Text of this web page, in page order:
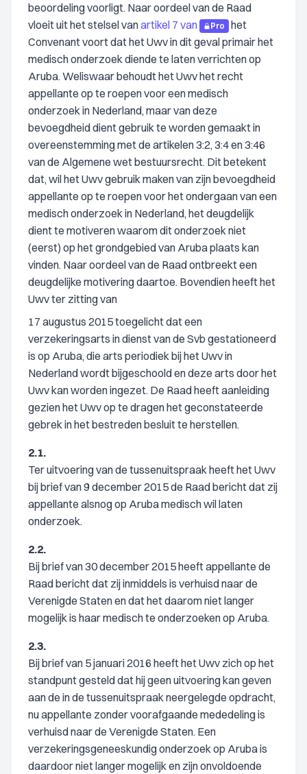
beoordeling voorligt. Naar oordeel van de Raad
vloeit uit het stelsel vanartikel 7 van Pro
het
Convenant voort dat het Uwv in dit geval primair het
medisch onderzoek diende te laten verrichten op
Aruba. Weliswaar behoudt het Uwv het recht
appellante op te roepen voor een medisch
onderzoek in Nederland, maar van deze
bevoegdheid dient gebruik te worden gemaakt in
overeenstemming met de artikelen 3:2, 3:4 en 3:46
van de Algemene wet bestuursrecht. Dit betekent
dat, wil het Uwv gebruik maken van zijn bevoegdheid
appellante op te roepen voor het ondergaan van een
medisch onderzoek in Nederland, het deugdelijk
dient te motiveren waarom dit onderzoek niet
(eerst) op het grondgebied van Aruba plaats kan
vinden. Naar oordeel van de Raad ontbreekt een
deugdelijke motivering daartoe. Bovendien heeft het
Uwv ter zitting van
17 augustus 2015 toegelicht dat een
verzekeringsarts in dienst van de Svb gestationeerd
is op Aruba, die arts periodiek bij het Uwv in
Nederland wordt bijgeschoold en deze arts door het
Uwv kan worden ingezet. De Raad heeft aanleiding
gezien het Uwv op te dragen het geconstateerde
gebrek in het bestreden besluit te herstellen.
2.1.
Ter uitvoering van de tussenuitspraak heeft het Uwv
bij brief van 9 december 2015 de Raad bericht dat zij
appellante alsnog op Aruba medisch wil laten
onderzoek.
2.2.
Bij brief van 30 december 2015 heeft appellante de
Raad bericht dat zij inmiddels is verhuisd naar de
Verenigde Staten en dat het daarom niet langer
mogelijk is haar medisch te onderzoeken op Aruba.
2.3.
Bij brief van 5 januari 2016 heeft het Uwv zich op het
standpunt gesteld dat hij geen uitvoering kan geven
aan de in de tussenuitspraak neergelegde opdracht,
nu appellante zonder voorafgaande mededeling is
verhuisd naar de Verenigde Staten. Een
verzekeringsgeneeskundig onderzoek op Aruba is
daardoor niet langer mogelijk en zijn onvoldoende